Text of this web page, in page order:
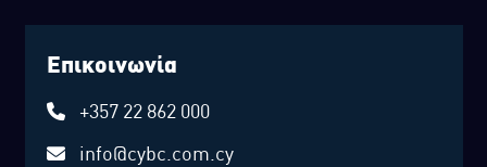
Επικοινωνία
+357 22 862 000
info@cybc.com.cy